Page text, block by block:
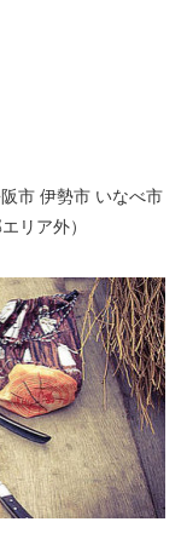
市 伊勢市 いなべ市
リア外）